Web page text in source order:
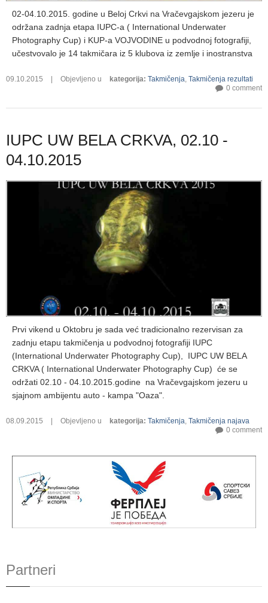
02-04.10.2015. godine u Beloj Crkvi na Vračevgajskom jezeru je
održana zadnja etapa IUPC-a ( International Underwater
Photography Cup) i KUP-a VOJVODINE u podvodnoj fotografiji,
učestvovalo je 14 takmičara iz 5 klubova iz zemlje i inostranstva
09.10.2015 Objevljeno u kategorija: Takmičenja, Takmičenja rezultati
0 comment
IUPC UW BELA CRKVA, 02.10 -
04.10.2015
Prvi vikend u Oktobru je sada već tradicionalno rezervisan za
zadnju etapu takmičenja u podvodnoj fotografiji IUPC
(International Underwater Photography Cup), IUPC UW BELA
CRKVA ( International Underwater Photography Cup) će se
održati 02.10 - 04.10.2015.godine na Vračevgajskom jezeru u
sjajnom ambijentu auto - kampa "Oaza".
08.09.2015 Objevljeno u kategorija: Takmičenja, Takmičenja najava
0 comment
Partneri